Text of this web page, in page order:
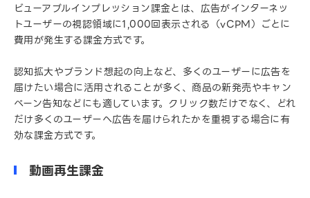
ビューアブルインプレッション課金とは、広告がインターネッ
トユーザーの視認領域に1,000回表示される（vCPM）ごとに
費用が発生する課金方式です。
認知拡大やブランド想起の向上など、多くのユーザーに広告を
届けたい場合に活用されることが多く、商品の新発売やキャン
ペーン告知などにも適しています。クリック数だけでなく、どれ
だけ多くのユーザーへ広告を届けられたかを重視する場合に有
効な課金方式です。
動画再生課金